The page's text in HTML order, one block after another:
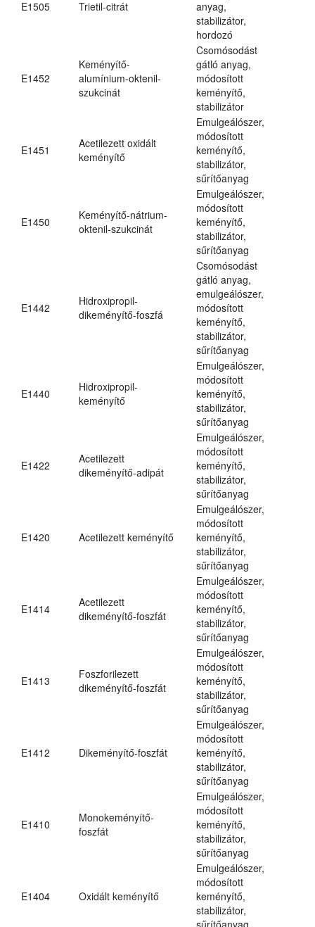
E1505 Trietil-citrát
anyag,
stabilizátor,
hordozó
E1452
Keményítő-
alumínium-oktenil-
szukcinát
Csomósodást
gátló anyag,
módosított
keményítő,
stabilizátor
E1451
Acetilezett oxidált
keményítő
Emulgeálószer,
módosított
keményítő,
stabilizátor,
sűrítőanyag
E1450
Keményítő-nátrium-
oktenil-szukcinát
Emulgeálószer,
módosított
keményítő,
stabilizátor,
sűrítőanyag
E1442
Hidroxipropil-
dikeményítő-foszfá
Csomósodást
gátló anyag,
emulgeálószer,
módosított
keményítő,
stabilizátor,
sűrítőanyag
E1440
Hidroxipropil-
keményítő
Emulgeálószer,
módosított
keményítő,
stabilizátor,
sűrítőanyag
E1422
Acetilezett
dikeményítő-adipát
Emulgeálószer,
módosított
keményítő,
stabilizátor,
sűrítőanyag
E1420 Acetilezett keményítő
Emulgeálószer,
módosított
keményítő,
stabilizátor,
sűrítőanyag
E1414
Acetilezett
dikeményítő-foszfát
Emulgeálószer,
módosított
keményítő,
stabilizátor,
sűrítőanyag
E1413
Foszforilezett
dikeményítő-foszfát
Emulgeálószer,
módosított
keményítő,
stabilizátor,
sűrítőanyag
E1412 Dikeményítő-foszfát
Emulgeálószer,
módosított
keményítő,
stabilizátor,
sűrítőanyag
E1410
Monokeményítő-
foszfát
Emulgeálószer,
módosított
keményítő,
stabilizátor,
sűrítőanyag
E1404 Oxidált keményítő
Emulgeálószer,
módosított
keményítő,
stabilizátor,
sűrítőanyag